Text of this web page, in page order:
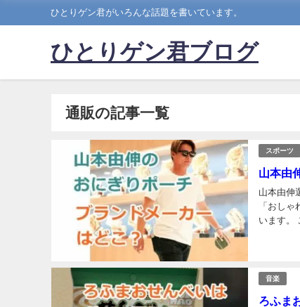
ひとりゲン君がいろんな話題を書いています。
ひとりゲン君ブログ
通販の記事一覧
スポーツ
山本由
山本由伸
「おし
います。
音楽
ろふま